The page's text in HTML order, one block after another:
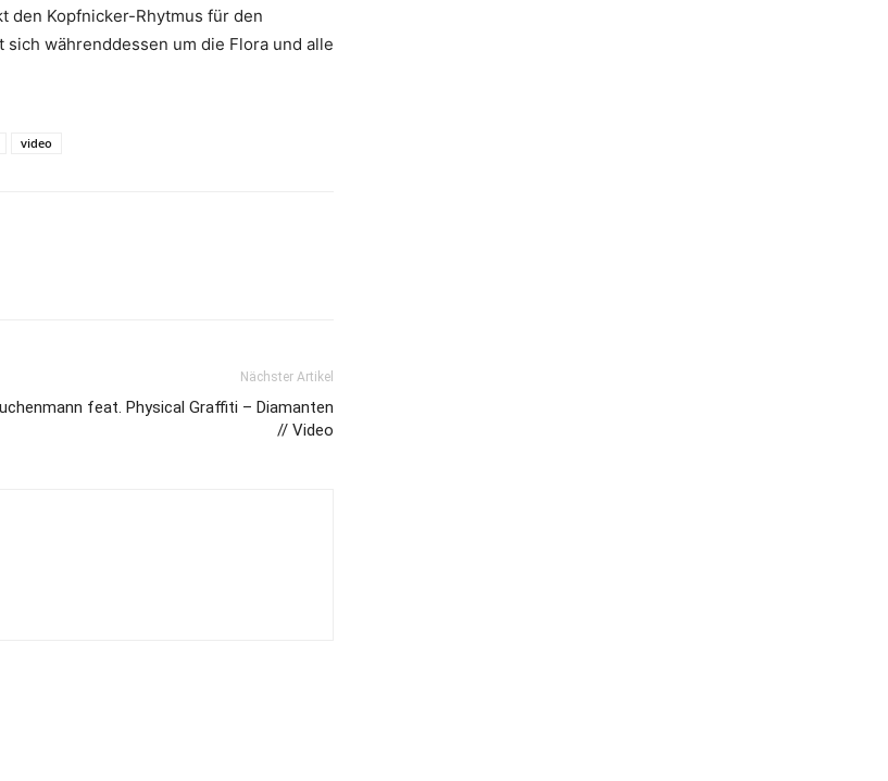
den Kopfnicker-Rhytmus für den
währenddessen um die Flora und alle
video
Nächster Artikel
feat. Physical Graffiti – Diamanten
// Video